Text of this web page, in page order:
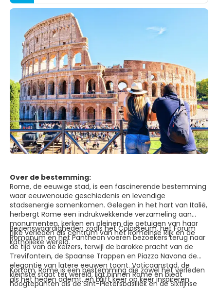
Over de bestemming:
Rome, de eeuwige stad, is een fascinerende bestemming
waar eeuwenoude geschiedenis en levendige
stadsenergie samenkomen. Gelegen in het hart van Italië,
herbergt Rome een indrukwekkende verzameling aan
monumenten, kerken en pleinen die getuigen van haar
rijke verleden als centrum van het Romeinse Rijk en de
katholieke wereld.
Bezienswaardigheden zoals het Colosseum, het Forum
Romanum en het Pantheon voeren bezoekers terug naar
de tijd van de keizers, terwijl de barokke pracht van de
Trevifontein, de Spaanse Trappen en Piazza Navona de
elegantie van latere eeuwen toont. Vaticaanstad, de
kleinste staat ter wereld, ligt binnen Rome en biedt
hoogtepunten als de Sint-Pietersbasiliek en de Sixtijnse
Kortom, Rome is een bestemming die zowel het verleden
als het heden ademt, en blijft keer op keer inspireren.